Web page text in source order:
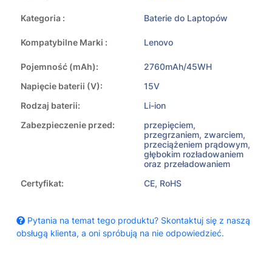
Kategoria : Baterie do Laptopów
Kompatybilne Marki : Lenovo
Pojemność (mAh):
2760mAh/45WH
Napięcie baterii (V):
15V
Rodzaj baterii:
Li-ion
Zabezpieczenie przed:
przepięciem,
przegrzaniem, zwarciem,
przeciążeniem prądowym,
głębokim rozładowaniem
oraz przeładowaniem
Certyfikat:
CE, RoHS
Pytania na temat tego produktu? Skontaktuj się z naszą
obsługą klienta, a oni spróbują na nie odpowiedzieć.